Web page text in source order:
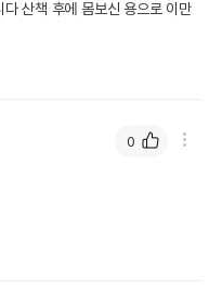
산책 후에 몸보신 용으로 이만
0